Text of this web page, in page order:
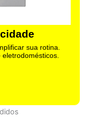
sua rotina.